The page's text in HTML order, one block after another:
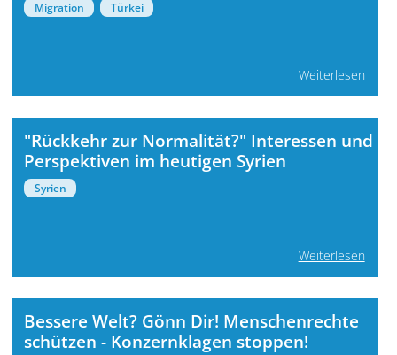
Migration Türkei
Weiterlesen
"Rückkehr zur Normalität?" Interessen und
Perspektiven im heutigen Syrien
Syrien
Weiterlesen
Bessere Welt? Gönn Dir! Menschenrechte
schützen - Konzernklagen stoppen!